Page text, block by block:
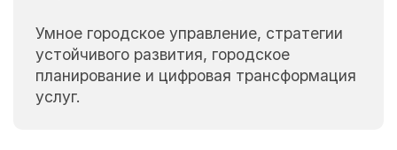
Умное городское управление, стратегии
устойчивого развития, городское
планирование и цифровая трансформация
услуг.